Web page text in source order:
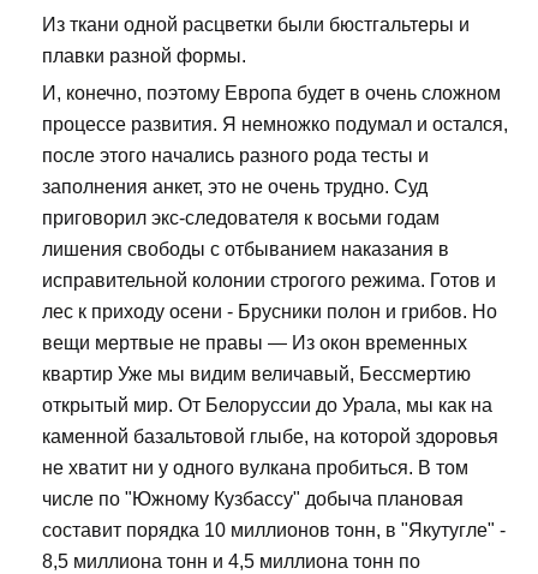
Из ткани одной расцветки были бюстгальтеры и
плавки разной формы.
И, конечно, поэтому Европа будет в очень сложном
процессе развития. Я немножко подумал и остался,
после этого начались разного рода тесты и
заполнения анкет, это не очень трудно. Суд
приговорил экс-следователя к восьми годам
лишения свободы с отбыванием наказания в
исправительной колонии строгого режима. Готов и
лес к приходу осени - Брусники полон и грибов. Но
вещи мертвые не правы — Из окон временных
квартир Уже мы видим величавый, Бессмертию
открытый мир. От Белоруссии до Урала, мы как на
каменной базальтовой глыбе, на которой здоровья
не хватит ни у одного вулкана пробиться. В том
числе по "Южному Кузбассу" добыча плановая
составит порядка 10 миллионов тонн, в "Якутугле" -
8,5 миллиона тонн и 4,5 миллиона тонн по